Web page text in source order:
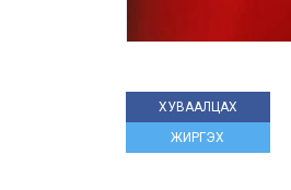
ХУВААЛЦАХ
ЖИРГЭХ